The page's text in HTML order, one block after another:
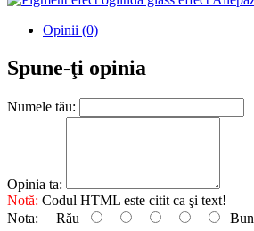
Opinii (0)
Spune-ţi opinia
Numele tău:
Opinia ta:
Notă: Codul HTML este citit ca şi text!
Nota: Rău Bun